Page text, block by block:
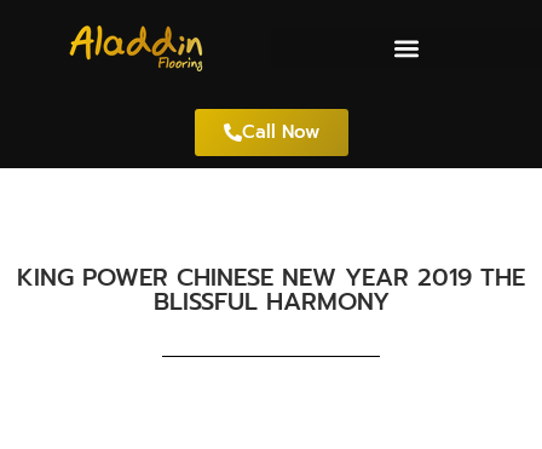
Call Now
KING POWER CHINESE NEW YEAR 2019 THE
BLISSFUL HARMONY